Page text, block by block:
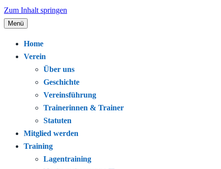
Zum Inhalt springen
Schwimmclub Bregenz
Leidenschaft.
Menü
Home
Verein
Über uns
Geschichte
Vereinsführung
Trainerinnen & Trainer
Statuten
Mitglied werden
Training
Lagentraining